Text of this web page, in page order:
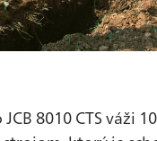
8010 CTS váži